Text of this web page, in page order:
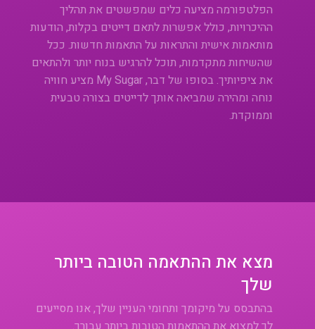
הפלטפורמה מציעה כלים שמפשטים את תהליך
ההיכרויות, כולל אפשרות לתאם דייטים בקלות, הודעות
מותאמות אישית והתראות על התאמות חדשות. ככל
שהשיחות מתקדמות, תוכל להרגיש בנוח יותר ולהתאים
את ציפיותיך. בסופו של דבר, My Sugar מציע חוויה
נוחה ומהירה שמביאה אותך לדייטים בצורה טבעית
וממוקדת.
מצא את ההתאמה הטובה ביותר
שלך
בהתבסס על מיקומך ותחומי העניין שלך, אנו מסייעים